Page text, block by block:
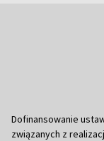
Dofinansowanie
związanych z